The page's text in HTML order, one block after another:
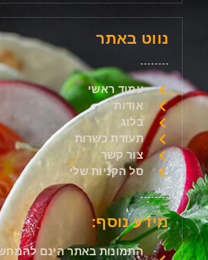
נווט באתר
עמוד ראשי
אודות
בלוג
תעודת כשרות
צור קשר
סל הקניות שלי
מידע נוסף:
התמונות באתר הינם